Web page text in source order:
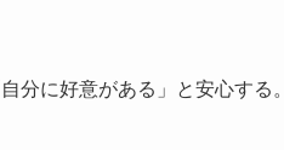
分に好意がある」と安心する。